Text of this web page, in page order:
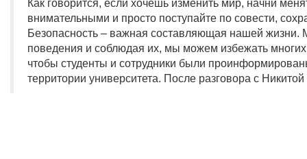
Как говорится, если хочешь изменить мир, начни
внимательными и просто поступайте по совести,
Безопасность – важная составляющая нашей жизни.
поведения и соблюдая их, мы можем избежать многих
чтобы студенты и сотрудники были
территории университета. После разговора с